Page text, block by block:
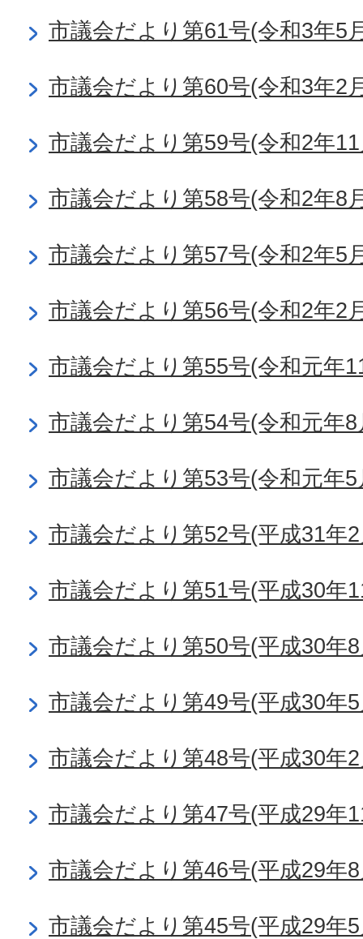
市議会だより第61号(令和3年5
市議会だより第60号(令和3年2
市議会だより第59号(令和2年
市議会だより第58号(令和2年8
市議会だより第57号(令和2年5
市議会だより第56号(令和2年2
市議会だより第55号(令和元年
市議会だより第54号(令和元年
市議会だより第53号(令和元年
市議会だより第52号(平成31年
市議会だより第51号(平成30年
市議会だより第50号(平成30年
市議会だより第49号(平成30年
市議会だより第48号(平成30年
市議会だより第47号(平成29年
市議会だより第46号(平成29年
市議会だより第45号(平成29年